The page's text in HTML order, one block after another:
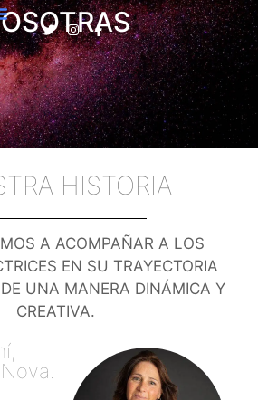
HISTORIA
A ACOMPAÑAR A LOS
EN SU TRAYECTORIA
UNA MANERA DINÁMICA Y
CREATIVA.